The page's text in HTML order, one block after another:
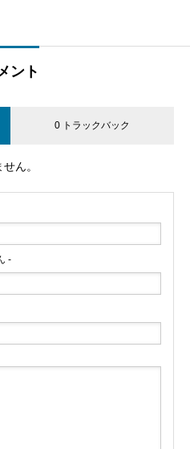
ント
0 トラックバック
ん。
-